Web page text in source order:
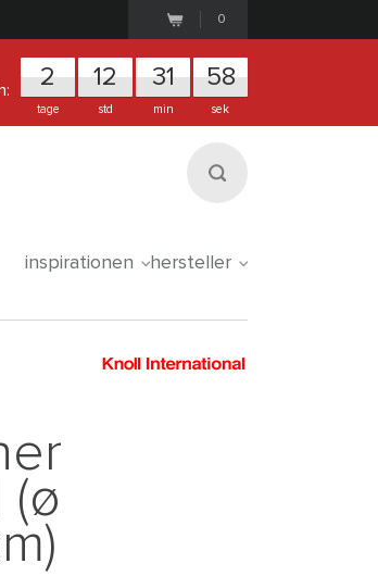
0
2
tage
12
std
31
min
58
sek
inspirationen hersteller
(ø